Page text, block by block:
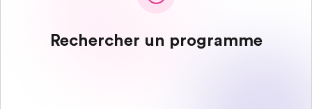
Rechercher un programme